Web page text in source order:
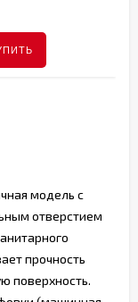
модель c
отверстием
прочность
поверхность.